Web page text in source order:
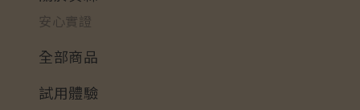
安心實證
全部商品
試用體驗